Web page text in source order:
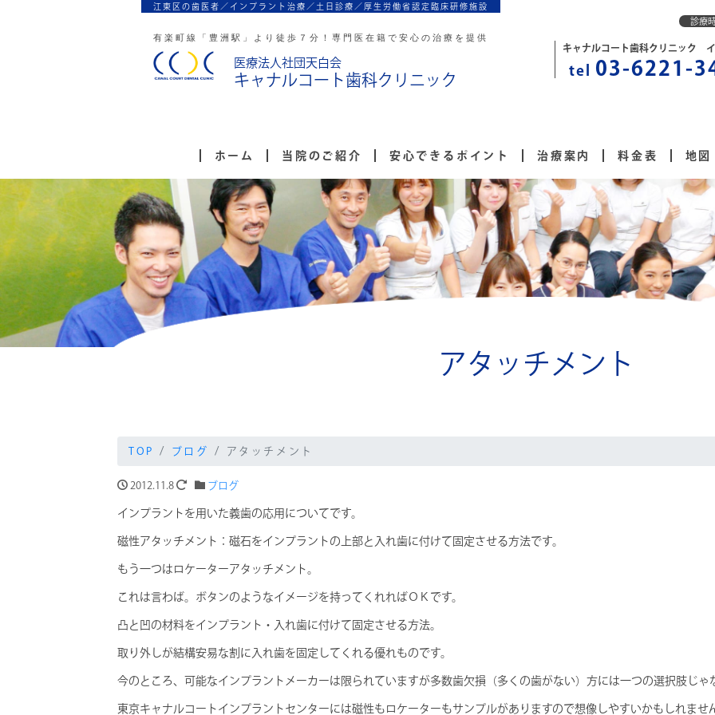
江東区の歯医者／インプラント治療／ 土日診療／厚生労働省認定臨床研修施設
有楽町線「豊洲駅」より徒歩７分！ 専門医在籍で安心の治療を提供
医療法人社団天白会
キャナルコート歯科クリニック
診療
キャナルコート歯科クリニック
tel 03-6221-
ホーム 当院のご紹介 安心できるポイント 治療案内 料金表 地図
アタッチメント
TOP ブログ アタッチメント
2012.11.8 ブログ
インプラントを用いた義歯の応用についてです。
磁性アタッチメント：磁石をインプラントの上部と入れ歯に付けて固定させる方法です。
もう一つはロケーターアタッチメント。
これは言わば。ボタンのようなイメージを持ってくれればＯＫです。
凸と凹の材料をインプラント・入れ歯に付けて固定させる方法。
取り外しが結構安易な割に入れ歯を固定してくれる優れものです。
今のところ、可能なインプラントメーカーは限られていますが多数歯欠損（多くの歯がない）方には一つの選択肢じゃ
東京キャナルコートインプラントセンターには磁性もロケーターもサンプルがありますので想像しやすいかもしれませ